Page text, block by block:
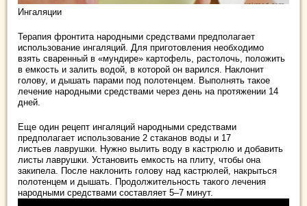
Ингаляции
Терапия фронтита народными средствами предполагает
использование ингаляций. Для приготовления необходимо
взять сваренный в «мундире» картофель, растолочь, положить
в емкость и залить водой, в которой он варился. Наклонит
голову, и дышать парами под полотенцем. Выполнять такое
лечение народными средствами через день на протяжении 14
дней.
Еще один рецепт ингаляций народными средствами
предполагает использование 2 стаканов воды и 17
листьев лаврушки. Нужно вылить воду в кастрюлю и добавить
листы лаврушки. Установить емкость на плиту, чтобы она
закипела. После наклонить голову над кастрюлей, накрыться
полотенцем и дышать. Продолжительность такого лечения
народными средствами составляет 5–7 минут.